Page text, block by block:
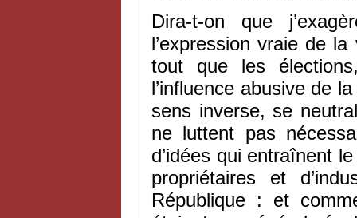
Dira-t-on que
l’expression vraie de
tout que les
l’influence abusive de
sens inverse, se
ne luttent pas
d’idées qui entraînent
propriétaires et
République : et